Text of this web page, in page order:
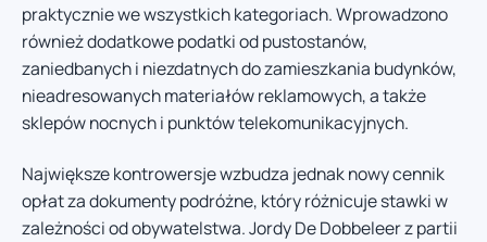
praktycznie we wszystkich kategoriach. Wprowadzono
również dodatkowe podatki od pustostanów,
zaniedbanych i niezdatnych do zamieszkania budynków,
nieadresowanych materiałów reklamowych, a także
sklepów nocnych i punktów telekomunikacyjnych.
Największe kontrowersje wzbudza jednak nowy cennik
opłat za dokumenty podróżne, który różnicuje stawki w
zależności od obywatelstwa. Jordy De Dobbeleer z partii